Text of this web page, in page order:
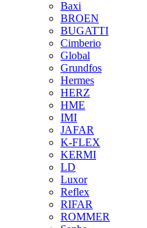
Baxi
BROEN
BUGATTI
Cimberio
Global
Grundfos
Hermes
HERZ
HME
IMI
JAFAR
K-FLEX
KERMI
LD
Luxor
Reflex
RIFAR
ROMMER